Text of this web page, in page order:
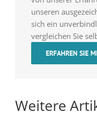
unseren
sich ein
vergleichen Sie
ERFAHREN SIE
Weitere